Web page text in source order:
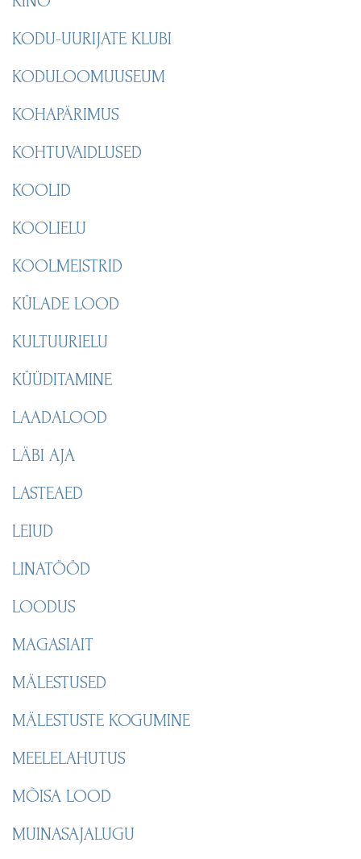
KODU-UURIJATE KLUBI
KODULOOMUUSEUM
KOHAPÄRIMUS
KOHTUVAIDLUSED
KOOLID
KOOLIELU
KOOLMEISTRID
KÜLADE LOOD
KULTUURIELU
KÜÜDITAMINE
LAADALOOD
LÄBI AJA
LASTEAED
LEIUD
LINATÖÖD
LOODUS
MAGASIAIT
MÄLESTUSED
MÄLESTUSTE KOGUMINE
MEELELAHUTUS
MÕISA LOOD
MUINASAJALUGU